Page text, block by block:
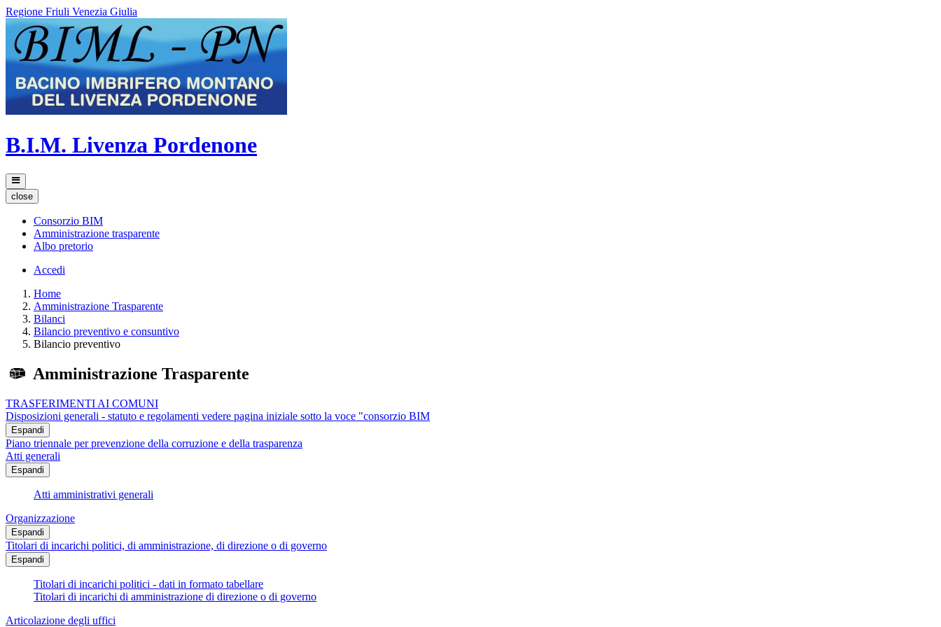
Regione Friuli Venezia Giulia
B.I.M. Livenza Pordenone
close
Consorzio BIM
Amministrazione trasparente
Albo pretorio
Accedi
Home
Amministrazione Trasparente
Bilanci
Bilancio preventivo e consuntivo
Bilancio preventivo
Amministrazione Trasparente
TRASFERIMENTI AI COMUNI
Disposizioni generali - statuto e regolamenti vedere pagina iniziale sotto la voce "consorzio BIM
Espandi
Piano triennale per prevenzione della corruzione e della trasparenza
Atti generali
Espandi
Atti amministrativi generali
Organizzazione
Espandi
Titolari di incarichi politici, di amministrazione, di direzione o di governo
Espandi
Titolari di incarichi politici - dati in formato tabellare
Titolari di incarichi di amministrazione di direzione o di governo
Articolazione degli uffici